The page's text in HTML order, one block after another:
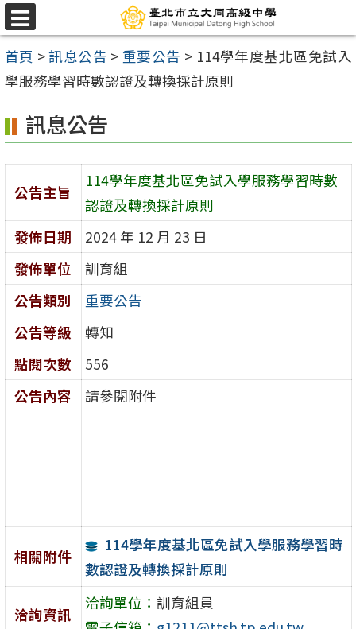
跳
至
主
要
容
區
選
單
首頁 >訊息公告 > 重要公告 > 114學年度基北區免試入
學服務學習時數認證及轉換採計原則
訊息公告
公告主旨
114學年度基北區免試入學服務學習時數
認證及轉換採計原則
發佈日期
2024 年 12 月 23 日
發佈單位
訓育組
公告類別
重要公告
公告等級
轉知
點閱次數
556
公告內容
請參閱附件
相關附件
114學年度基北區免試入學服務學習時
數認證及轉換採計原則
洽詢資訊
洽詢單位： 訓育組員